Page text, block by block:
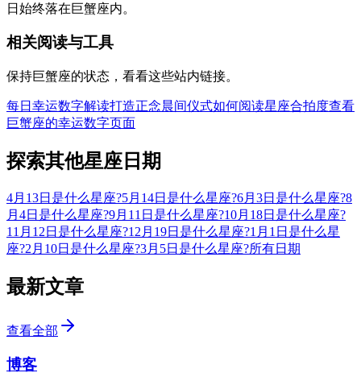
日始终落在巨蟹座内。
相关阅读与工具
保持巨蟹座的状态，看看这些站内链接。
每日幸运数字解读打造正念晨间仪式如何阅读星座合拍度查看
巨蟹座的幸运数字页面
探索其他星座日期
4月13日是什么星座?5月14日是什么星座?6月3日是什么星座?8
月4日是什么星座?9月11日是什么星座?10月18日是什么星座?
11月12日是什么星座?12月19日是什么星座?1月1日是什么星
座?2月10日是什么星座?3月5日是什么星座?所有日期
最新文章
查看全部
博客